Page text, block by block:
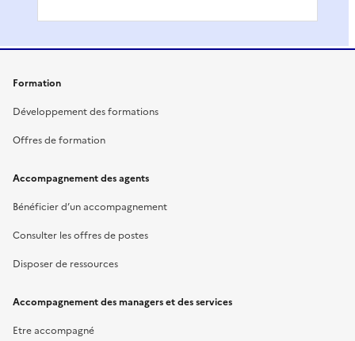
Formation
Développement des formations
Offres de formation
Accompagnement des agents
Bénéficier d’un accompagnement
Consulter les offres de postes
Disposer de ressources
Accompagnement des managers et des services
Etre accompagné